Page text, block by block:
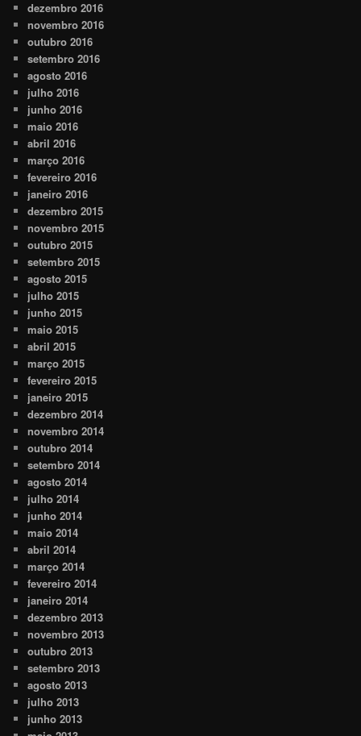
dezembro 2016
novembro 2016
outubro 2016
setembro 2016
agosto 2016
julho 2016
junho 2016
maio 2016
abril 2016
março 2016
fevereiro 2016
janeiro 2016
dezembro 2015
novembro 2015
outubro 2015
setembro 2015
agosto 2015
julho 2015
junho 2015
maio 2015
abril 2015
março 2015
fevereiro 2015
janeiro 2015
dezembro 2014
novembro 2014
outubro 2014
setembro 2014
agosto 2014
julho 2014
junho 2014
maio 2014
abril 2014
março 2014
fevereiro 2014
janeiro 2014
dezembro 2013
novembro 2013
outubro 2013
setembro 2013
agosto 2013
julho 2013
junho 2013